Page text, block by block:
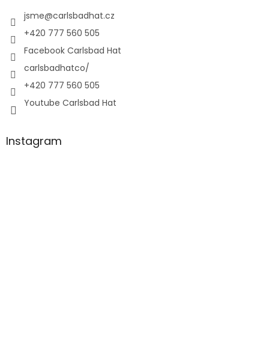
jsme@carlsbadhat.cz
+420 777 560 505
Facebook Carlsbad Hat
carlsbadhatco/
+420 777 560 505
Youtube Carlsbad Hat
Instagram